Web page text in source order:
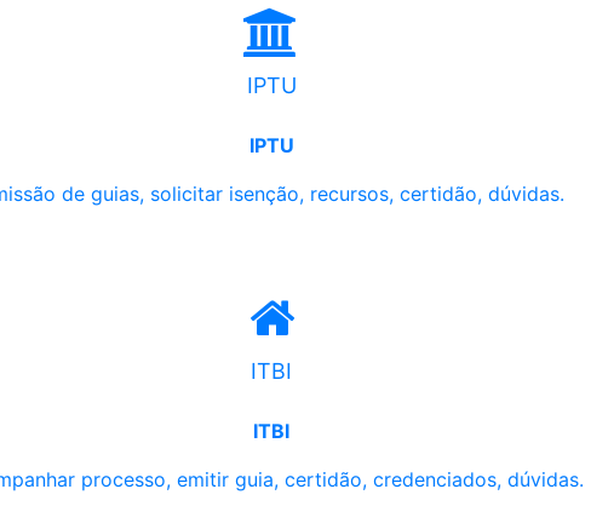
IPTU
IPTU
de guias, solicitar isenção, recursos, certidão, dúvidas.
ITBI
ITBI
processo, emitir guia, certidão, credenciados, dúvidas.